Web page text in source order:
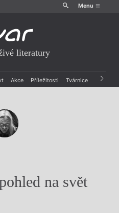
Menu
literatury
Akce Příležitosti Tvárnice Archiv
na svět